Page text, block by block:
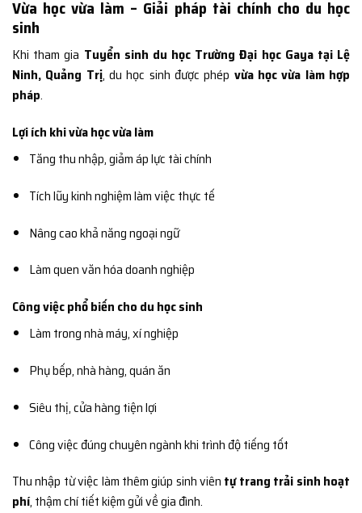
Vừa học vừa làm – Giải pháp tài chính cho du học
sinh
Khi tham gia Tuyển sinh du học Trường Đại học Gaya tại Lệ
Ninh, Quảng Trị, du học sinh được phép vừa học vừa làm hợp
pháp.
Lợi ích khi vừa học vừa làm
Tăng thu nhập, giảm áp lực tài chính
Tích lũy kinh nghiệm làm việc thực tế
Nâng cao khả năng ngoại ngữ
Làm quen văn hóa doanh nghiệp
Công việc phổ biến cho du học sinh
Làm trong nhà máy, xí nghiệp
Phụ bếp, nhà hàng, quán ăn
Siêu thị, cửa hàng tiện lợi
Công việc đúng chuyên ngành khi trình độ tiếng tốt
Thu nhập từ việc làm thêm giúp sinh viên tự trang trải sinh hoạt
phí, thậm chí tiết kiệm gửi về gia đình.